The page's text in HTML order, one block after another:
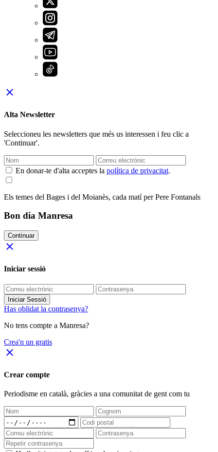
close
Alta Newsletter
Seleccioneu les newsletters que més us interessen i feu clic a
'Continuar'.
En donar-te d'alta acceptes la política de privacitat.
Els temes del Bages i del Moianès, cada matí per Pere Fontanals
Bon dia Manresa
Continuar
close
Iniciar sessió
Iniciar Sessió
Has oblidat la contrasenya?
No tens compte a Manresa?
Crea'n un gratis
close
Crear compte
Periodisme en català, gràcies a una comunitat de gent com tu